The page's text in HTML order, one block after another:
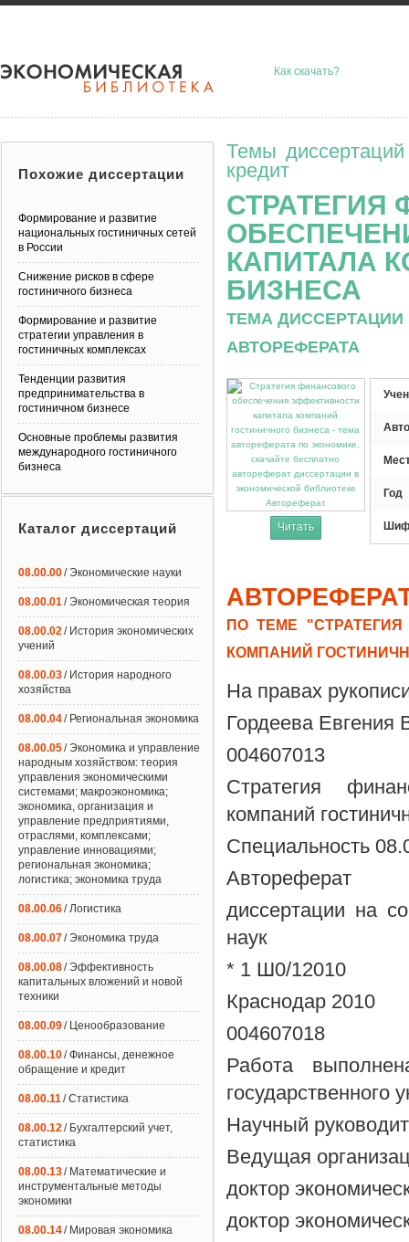
Как скачать?
Темы
кредит
СТРАТЕГИЯ
КАПИТАЛА
БИЗНЕСА
ТЕМА
АВТОРЕФЕРАТА
Автореферат
Читать
Год
ПО ТЕМЕ
КОМПАНИЙ
На правах
Гордеева Евгения
004607013
Стратегия
компаний
Специальность
Автореферат
диссертации на
наук
* 1 Ш0/12010
Краснодар 2010
004607018
Работа
государственного
Научный
Ведущая
доктор
доктор
Похожие диссертации
Формирование и развитие
национальных гостиничных сетей
в России
Снижение рисков в сфере
гостиничного бизнеса
Формирование и развитие
стратегии управления в
гостиничных комплексах
Тенденции развития
предпринимательства в
гостиничном бизнесе
Основные проблемы развития
международного гостиничного
бизнеса
Каталог диссертаций
08.00.00/ Экономические науки
08.00.01/ Экономическая теория
08.00.02/ История экономических
учений
08.00.03/ История народного
хозяйства
08.00.04/ Региональная экономика
08.00.05/ Экономика и управление
народным хозяйством: теория
управления экономическими
системами; макроэкономика;
экономика, организация и
управление предприятиями,
отраслями, комплексами;
управление инновациями;
региональная экономика;
логистика; экономика труда
08.00.06/ Логистика
08.00.07/ Экономика труда
08.00.08/ Эффективность
капитальных вложений и новой
техники
08.00.09/ Ценообразование
08.00.10/ Финансы, денежное
обращение и кредит
08.00.11/ Статистика
08.00.12/ Бухгалтерский учет,
статистика
08.00.13/ Математические и
инструментальные методы
экономики
08.00.14/ Мировая экономика